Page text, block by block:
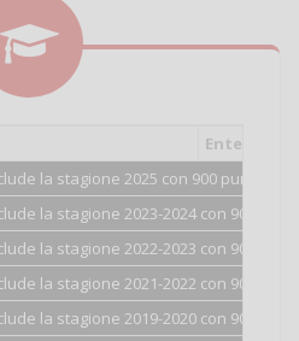
Ente
la stagione 2025 con 900 punti.
la stagione 2023-2024 con 900 punti.
la stagione 2022-2023 con 900 punti.
la stagione 2021-2022 con 900 punti.
la stagione 2019-2020 con 900 punti.